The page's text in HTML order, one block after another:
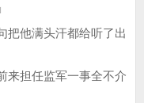
他满头汗都给听了出
担任监军一事全不介